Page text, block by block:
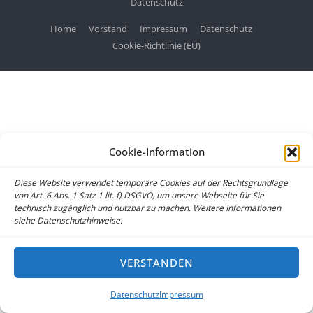
Cookie-Information
Diese Website verwendet temporäre Cookies auf der Rechtsgrundlage
von Art. 6 Abs. 1 Satz 1 lit. f) DSGVO, um unsere Webseite für Sie
technisch zugänglich und nutzbar zu machen. Weitere Informationen
siehe Datenschutzhinweise.
VERSTANDEN
DatenschutzImpressum
Home Vorstand Impressum
Datenschutz
Cookie-Richtlinie (EU)